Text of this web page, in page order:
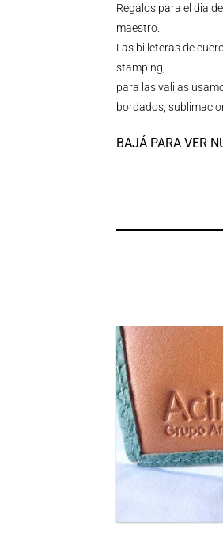
Regalos para el dia
maestro.
Las billeteras de
stamping,
para las valijas
bordados,
BAJÁ PARA VER